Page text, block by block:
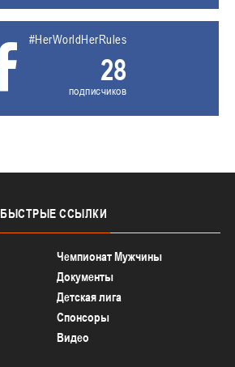
#HerWorldHerRules
28
подписчиков
БЫСТРЫЕ ССЫЛКИ
Чемпионат Мужчины
Документы
Детская лига
Спонсоры
Видео